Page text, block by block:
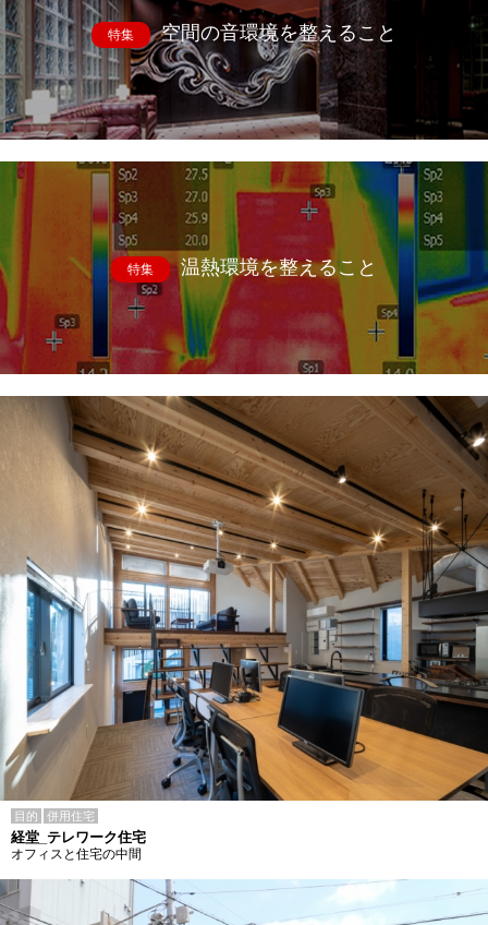
特集 空間の音環境を整えること
特集 温熱環境を整えること
目的 併用住宅
経堂_テレワーク住宅
オフィスと住宅の中間